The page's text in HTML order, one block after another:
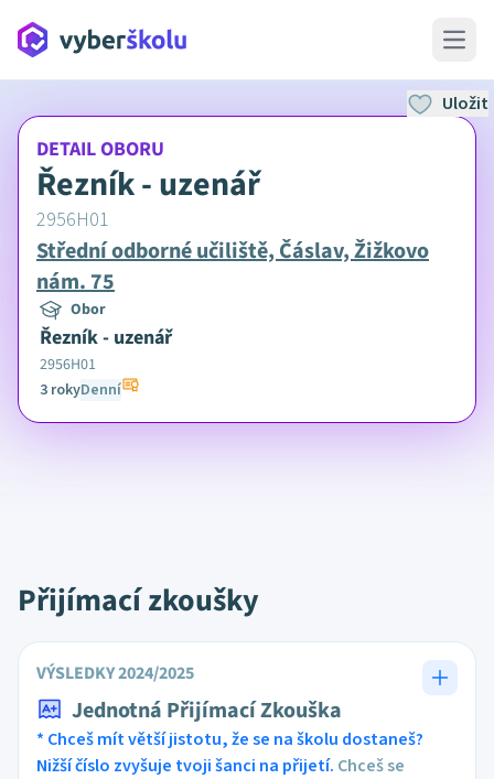
Open
DETAIL OBORU
Řezník - uzenář
2956H01
Střední odborné učiliště, Čáslav, Žižkovo
nám. 75
Obor
Řezník - uzenář
2956H01
3 rokyDenní
Uložit
Přijímací zkoušky
VÝSLEDKY 2024/2025
Jednotná Přijímací Zkouška
* Chceš mít větší jistotu, že se na školu dostaneš?
Nižší číslo zvyšuje tvoji šanci na přijetí. Chceš se